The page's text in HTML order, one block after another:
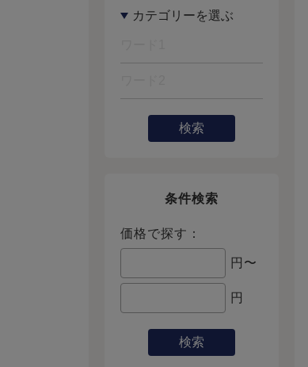
検索
条件検索
価格で探す：
円〜
円
検索